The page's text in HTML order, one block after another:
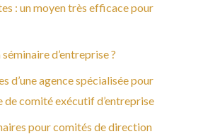
: un moyen très efficace pour
d’entreprise ?
d’une agence spécialisée pour
de comité exécutif d’entreprise
pour comités de direction